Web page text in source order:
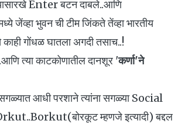
Enter बटन दाबले..आणि
भुवन ची टीम जिंकते तेंव्हा भारतीय
गोंधळ घातला अगदी तसाच..!
त्या काटकोणातील दानशूर 'कर्णा'ने
आधी परशाने त्यांना सगळ्या Social
म्हणजे इत्यादी) बद्दल